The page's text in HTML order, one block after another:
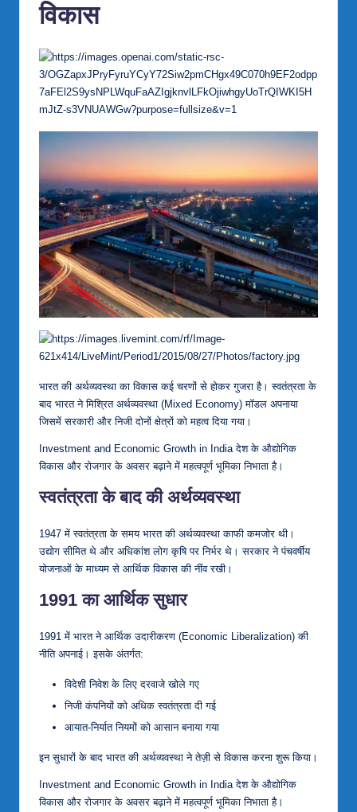
विकास
भारत की अर्थव्यवस्था का विकास कई चरणों से होकर गुजरा है। स्वतंत्रता के
बाद भारत ने मिश्रित अर्थव्यवस्था (Mixed Economy) मॉडल अपनाया
जिसमें सरकारी और निजी दोनों क्षेत्रों को महत्व दिया गया।
Investment and Economic Growth in India देश के औद्योगिक
विकास और रोजगार के अवसर बढ़ाने में महत्वपूर्ण भूमिका निभाता है।
स्वतंत्रता के बाद की अर्थव्यवस्था
1947 में स्वतंत्रता के समय भारत की अर्थव्यवस्था काफी कमजोर थी।
उद्योग सीमित थे और अधिकांश लोग कृषि पर निर्भर थे। सरकार ने पंचवर्षीय
योजनाओं के माध्यम से आर्थिक विकास की नींव रखी।
1991 का आर्थिक सुधार
1991 में भारत ने आर्थिक उदारीकरण (Economic Liberalization) की
नीति अपनाई। इसके अंतर्गत:
विदेशी निवेश के लिए दरवाजे खोले गए
निजी कंपनियों को अधिक स्वतंत्रता दी गई
आयात-निर्यात नियमों को आसान बनाया गया
इन सुधारों के बाद भारत की अर्थव्यवस्था ने तेज़ी से विकास करना शुरू किया।
Investment and Economic Growth in India देश के औद्योगिक
विकास और रोजगार के अवसर बढ़ाने में महत्वपूर्ण भूमिका निभाता है।